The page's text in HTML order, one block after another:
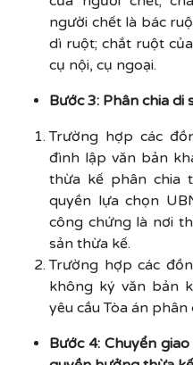
người chết là bác
dì ruột; chắt ruột
cụ nội, cụ ngoại.
Bước 3: Phân chia
Trường hợp các
đình lập văn bản
thừa kế phân chia
quyền lựa chọn
công chứng là nơi
sản thừa kế.
Trường hợp các
không ký văn bản
yêu cầu Tòa án phân
Bước 4: Chuyển